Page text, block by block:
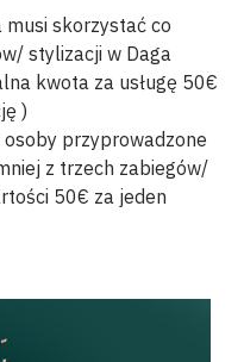
skorzystać co
stylizacji w Daga
kwota za usługę 50€
)
przyprowadzone
z trzech zabiegów/
50€ za jeden